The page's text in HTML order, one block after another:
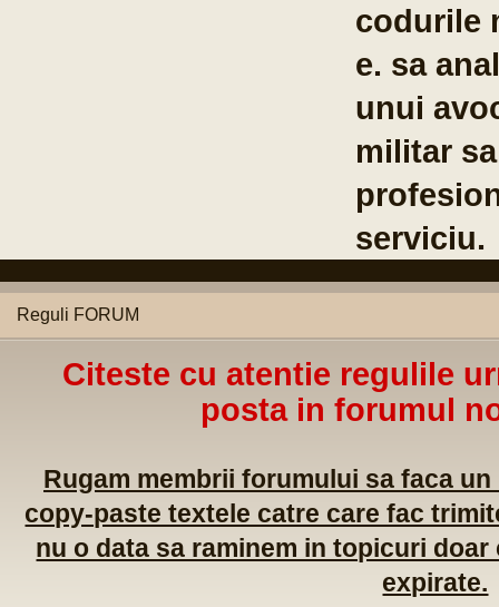
militare ale statelor
analizeze posibilitatea crearii
avocat al poporului la care
sa poata apela in caz de
sau de alta natura
Reguli FORUM
Citeste cu atentie regulile
posta in forumul
Rugam membrii forumului sa faca
copy-paste textele catre care fac
nu o data sa raminem in topicuri
expirate.